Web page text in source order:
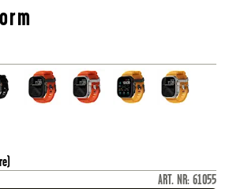
ART. NR: 61055